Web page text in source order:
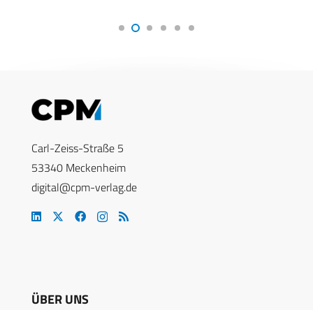
Carl-Zeiss-Straße 5
53340 Meckenheim
digital@cpm-verlag.de
ÜBER UNS